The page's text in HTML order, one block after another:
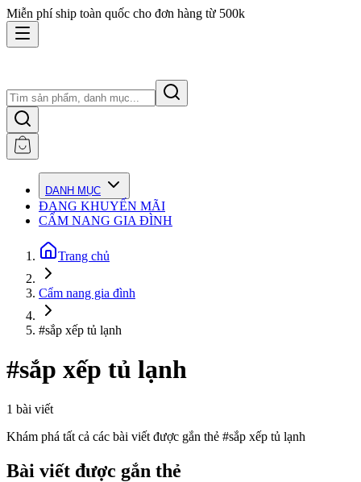
Miễn phí ship toàn quốc cho đơn hàng từ 500k
DANH MỤC
ĐANG KHUYẾN MÃI
CẨM NANG GIA ĐÌNH
Trang chủ
Cẩm nang gia đình
#sắp xếp tủ lạnh
#sắp xếp tủ lạnh
1 bài viết
Khám phá tất cả các bài viết được gắn thẻ #sắp xếp tủ lạnh
Bài viết được gắn thẻ